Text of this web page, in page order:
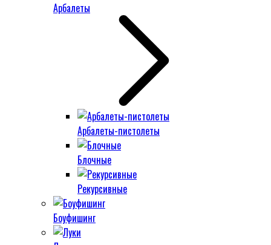
Арбалеты
Арбалеты-пистолеты
Блочные
Рекурсивные
Боуфишинг